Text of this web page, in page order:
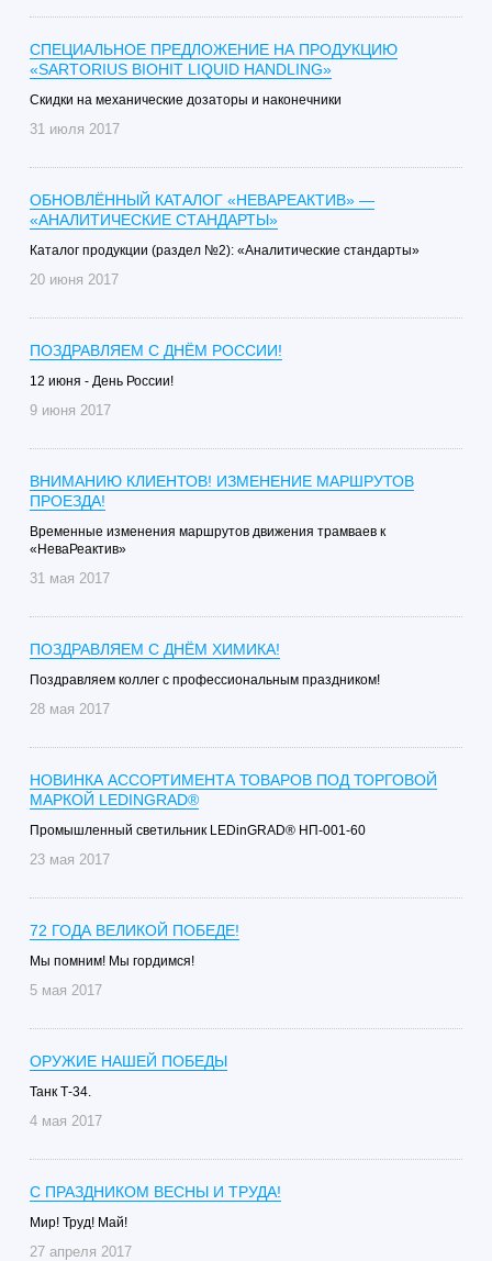
СПЕЦИАЛЬНОЕ ПРЕДЛОЖЕНИЕ НА ПРОДУКЦИЮ
«SARTORIUS BIOHIT LIQUID HANDLING»
Скидки на механические дозаторы и наконечники
31 июля 2017
ОБНОВЛЁННЫЙ КАТАЛОГ «НЕВАРЕАКТИВ» —
«АНАЛИТИЧЕСКИЕ СТАНДАРТЫ»
Каталог продукции (раздел №2): «Аналитические стандарты»
20 июня 2017
ПОЗДРАВЛЯЕМ С ДНЁМ РОССИИ!
12 июня - День России!
9 июня 2017
ВНИМАНИЮ КЛИЕНТОВ! ИЗМЕНЕНИЕ МАРШРУТОВ
ПРОЕЗДА!
Временные изменения маршрутов движения трамваев к
«НеваРеактив»
31 мая 2017
ПОЗДРАВЛЯЕМ С ДНЁМ ХИМИКА!
Поздравляем коллег с профессиональным праздником!
28 мая 2017
НОВИНКА АССОРТИМЕНТА ТОВАРОВ ПОД ТОРГОВОЙ
МАРКОЙ LEDINGRAD®
Промышленный светильник LEDinGRAD® НП-001-60
23 мая 2017
72 ГОДА ВЕЛИКОЙ ПОБЕДЕ!
Мы помним! Мы гордимся!
5 мая 2017
ОРУЖИЕ НАШЕЙ ПОБЕДЫ
Танк Т-34.
4 мая 2017
С ПРАЗДНИКОМ ВЕСНЫ И ТРУДА!
Мир! Труд! Май!
27 апреля 2017